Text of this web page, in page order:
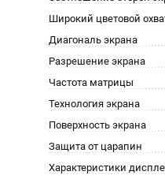
Широкий цветовой
Диагональ экрана
Разрешение экрана
Частота матрицы
Технология экрана
Поверхность экрана
Защита от царапин
Характеристики